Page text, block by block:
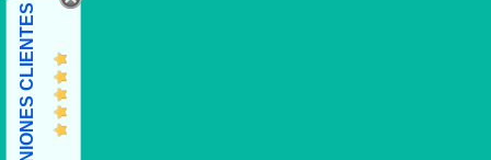
OPINIONES CLIENTES